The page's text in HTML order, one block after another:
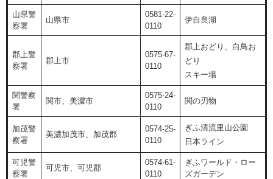
山県警
察署
山県市
0581-22-
0110
伊自良湖
郡上警
察署
郡上市
0575-67-
0110
郡上おどり、白鳥お
どり
スキー場
関警察
署
関市、美濃市
0575-24-
0110
関の刃物
加茂警
察署
美濃加茂市、加茂郡
0574-25-
0110
ぎふ清流里山公園
日本ライン
可児警
察署
可児市、可児郡
0574-61-
0110
ぎふワールド・ロー
ズガーデン